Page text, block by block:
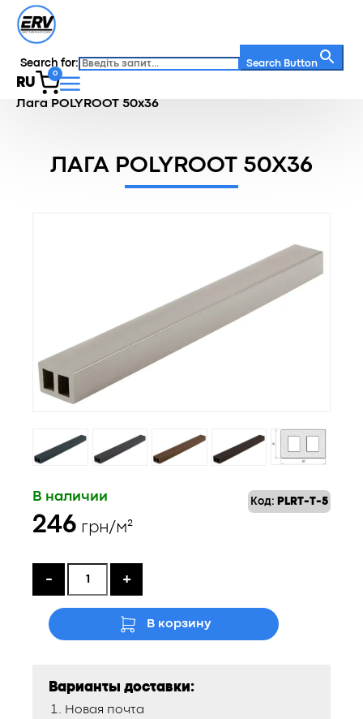
Search for: Search Button
RU
0
Главная / Каталог
Лага POLYROOT 50х36
ЛАГА POLYROOT 50Х36
Код: PLRT-T-5
В наличии
246 грн/м²
- +
В корзину
Варианты доставки:
Новая почта